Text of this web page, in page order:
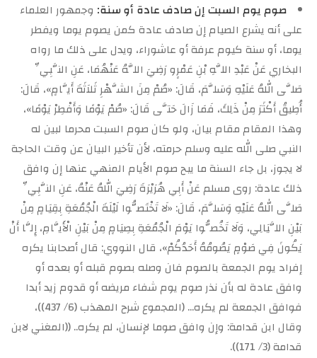
صوم يوم السبت إن صادف عادة أو سنة: وجمهور العلماء
على أنه يشرع الصيام إن صادف عادة كمن يصوم يوما ويفطر
يوما، أو سنة كيوم عرفة أو عاشوراء، ويدل على ذلك ما رواه
البخاري عَنْ عَبْدِ اللَّهِ بْنِ عَمْرٍو رَضِيَ اللَّهُ عَنْهُمَا، عَنِ النَّبِيِّ
صَلَّى اللهُ عَلَيْهِ وَسَلَّمَ، قَالَ: «صُمْ مِنَ الشَّهْرِ ثَلاَثَةَ أَيَّامٍ»، قَالَ:
أُطِيقُ أَكْثَرَ مِنْ ذَلِكَ، فَمَا زَالَ حَتَّى قَالَ: «صُمْ يَوْمًا وَأَفْطِرْ يَوْمًا»،
وهذا المقام مقام بيان، ولو كان صوم السبت محرما لبين له
النبي صلى الله عليه وسلم حرمته، لأن تأخير البيان عن وقت الحاجة
لا يجوز، بل جاء السنة ما يبح صوم الأيام المنهي عنها إن وافق
ذلك عادة: روى مسلم عَنْ أَبِي هُرَيْرَةَ رَضِيَ اللهُ عَنْهُ، عَنِ النَّبِيِّ
صَلَّى اللهُ عَلَيْهِ وَسَلَّمَ، قَالَ: «لَا تَخْتَصُّوا لَيْلَةَ الْجُمُعَةِ بِقِيَامٍ مِنْ
بَيْنِ اللَّيَالِي، وَلَا تَخُصُّوا يَوْمَ الْجُمُعَةِ بِصِيَامٍ مِنْ بَيْنِ الْأَيَّامِ، إِلَّا أَنْ
يَكُونَ فِي صَوْمٍ يَصُومُهُ أَحَدُكُمْ»، قال النووي: قال أصحابنا يكره
إفراد يوم الجمعة بالصوم فان وصله بصوم قبله أو بعده أو
وافق عادة له بأن نذر صوم يوم شفاء مريضه أو قدوم زيد أبدا
فوافق الجمعة لم يكره… (المجموع شرح المهذب (6/ 437))،
وقال ابن قدامة: وإن وافق صوما لإنسان، لم يكره.. ((المغني لابن
قدامة (3/ 171)).